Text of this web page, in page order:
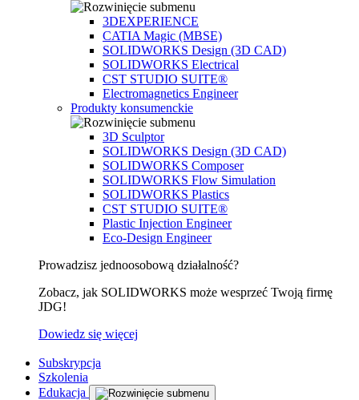
3DEXPERIENCE
CATIA Magic (MBSE)
SOLIDWORKS Design (3D CAD)
SOLIDWORKS Electrical
CST STUDIO SUITE®
Electromagnetics Engineer
Produkty konsumenckie
3D Sculptor
SOLIDWORKS Design (3D CAD)
SOLIDWORKS Composer
SOLIDWORKS Flow Simulation
SOLIDWORKS Plastics
CST STUDIO SUITE®
Plastic Injection Engineer
Eco-Design Engineer
Prowadzisz jednoosobową działalność?
Zobacz, jak SOLIDWORKS może wesprzeć Twoją firmę
JDG!
Dowiedz się więcej
Subskrypcja
Szkolenia
Edukacja